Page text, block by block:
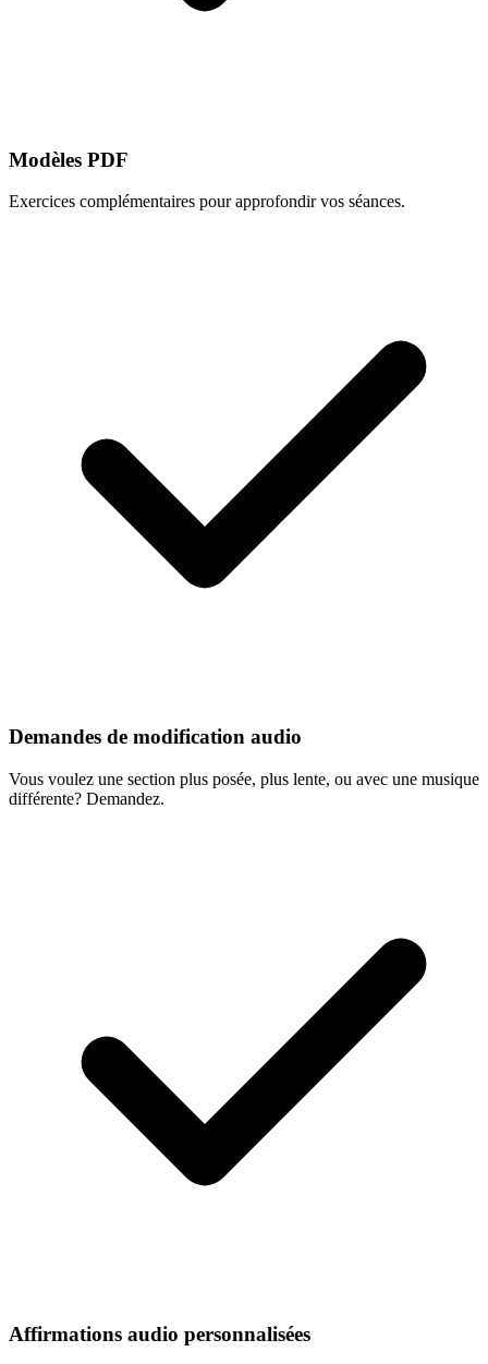
Modèles PDF
Exercices complémentaires pour approfondir vos séances.
Demandes de modification audio
Vous voulez une section plus posée, plus lente, ou avec une musique
différente? Demandez.
Affirmations audio personnalisées